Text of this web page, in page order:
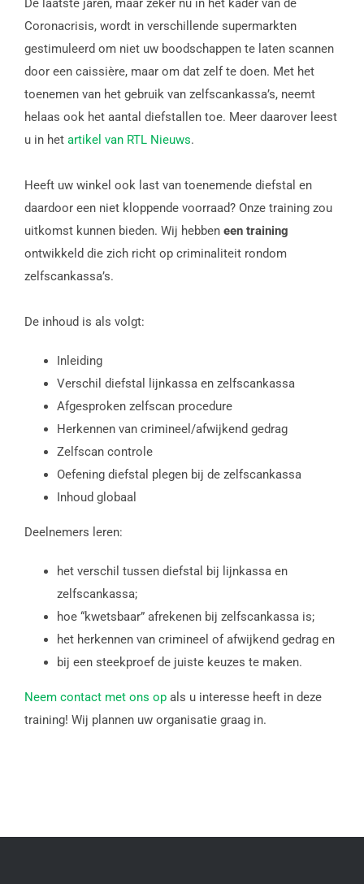
De laatste jaren, maar zeker nu in het kader van de
Coronacrisis, wordt in verschillende supermarkten
gestimuleerd om niet uw boodschappen te laten scannen
door een caissière, maar om dat zelf te doen. Met het
toenemen van het gebruik van zelfscankassa’s, neemt
helaas ook het aantal diefstallen toe. Meer daarover leest
u in het artikel van RTL Nieuws.
Heeft uw winkel ook last van toenemende diefstal en
daardoor een niet kloppende voorraad? Onze training zou
uitkomst kunnen bieden. Wij hebben een training
ontwikkeld die zich richt op criminaliteit rondom
zelfscankassa’s.
De inhoud is als volgt:
Inleiding
Verschil diefstal lijnkassa en zelfscankassa
Afgesproken zelfscan procedure
Herkennen van crimineel/afwijkend gedrag
Zelfscan controle
Oefening diefstal plegen bij de zelfscankassa
Inhoud globaal
Deelnemers leren:
het verschil tussen diefstal bij lijnkassa en
zelfscankassa;
hoe “kwetsbaar” afrekenen bij zelfscankassa is;
het herkennen van crimineel of afwijkend gedrag en
bij een steekproef de juiste keuzes te maken.
Neem contact met ons op als u interesse heeft in deze
training! Wij plannen uw organisatie graag in.